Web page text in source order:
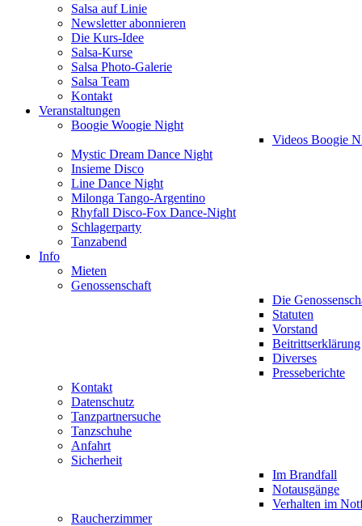
Salsa auf Linie
Newsletter abonnieren
Die Kurs-Idee
Salsa-Kurse
Salsa Photo-Galerie
Salsa Team
Kontakt
Veranstaltungen
Boogie Woogie Night
Videos Boogie
Mystic Dream Dance Night
Insieme Disco
Line Dance Night
Milonga Tango-Argentino
Rhyfall Disco-Fox Dance-Night
Schlagerparty
Tanzabend
Info
Mieten
Genossenschaft
Die
Statuten
Vorstand
Beitrittserklärung
Diverses
Presseberichte
Kontakt
Datenschutz
Tanzpartnersuche
Tanzschuhe
Anfahrt
Sicherheit
Im Brandfall
Notausgänge
Verhalten im
Raucherzimmer